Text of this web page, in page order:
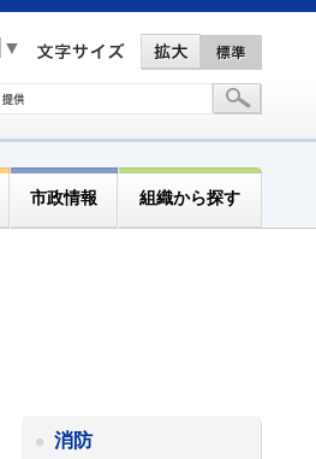
▼
市政情報 組織から探す
消防